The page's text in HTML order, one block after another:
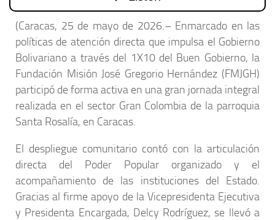
(Caracas, 25 de mayo de 2026.– Enmarcado en las
políticas de atención directa que impulsa el Gobierno
Bolivariano a través del 1X10 del Buen Gobierno, la
Fundación Misión José Gregorio Hernández (FMJGH)
participó de forma activa en una gran jornada integral
realizada en el sector Gran Colombia de la parroquia
Santa Rosalía, en Caracas.
El despliegue comunitario contó con la articulación
directa del Poder Popular organizado y el
acompañamiento de las instituciones del Estado.
Gracias al firme apoyo de la Vicepresidenta Ejecutiva
y Presidenta Encargada, Delcy Rodríguez, se llevó a